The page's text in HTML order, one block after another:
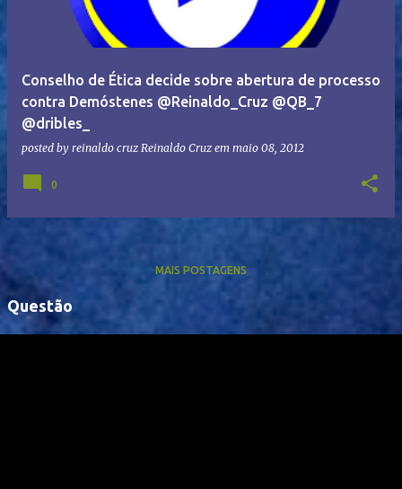
Conselho de Ética decide sobre abertura de processo
contra Demóstenes @Reinaldo_Cruz @QB_7
@dribles_
posted by reinaldo cruz Reinaldo Cruz em maio 08, 2012
0
MAIS POSTAGENS
Questão